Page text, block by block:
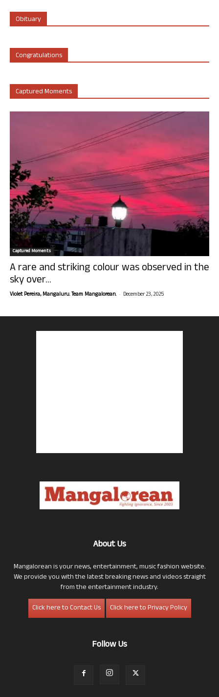
Obituary
Congratulations
Captured Moments
Captured Moments
A rare and striking colour was observed in the
sky over...
Violet Pereira, Mangaluru. Team Mangalorean. - December 23, 2025
About Us
Mangalorean is your news, entertainment, music fashion website.
We provide you with the latest breaking news and videos straight
from the entertainment industry.
Click here to Contact Us
Click here to Privacy Policy
Follow Us